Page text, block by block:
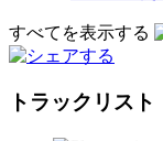
すべてを表示する
トラックリスト